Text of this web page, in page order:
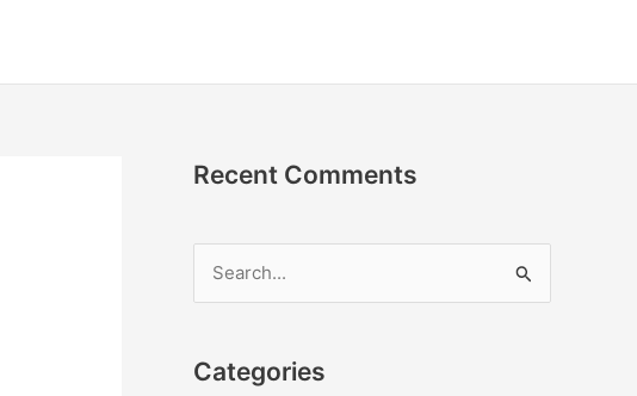
Recent Comments
rCategories